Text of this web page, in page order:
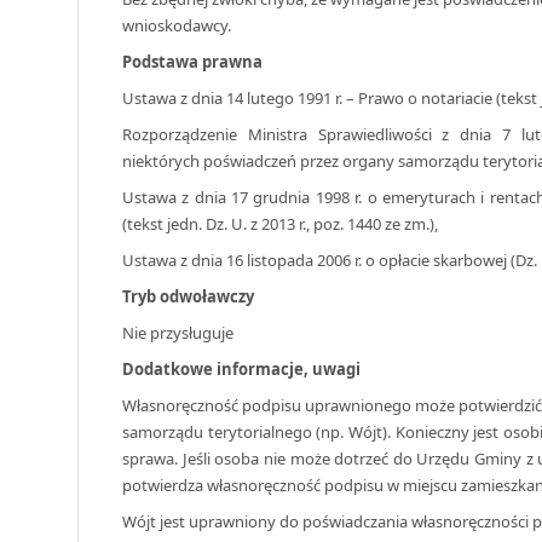
wnioskodawcy.
Podstawa prawna
Ustawa z dnia 14 lutego 1991 r. – Prawo o notariacie (tekst
Rozporządzenie Ministra Sprawiedliwości z dnia 7
niektórych poświadczeń przez organy samorządu
Ustawa z dnia 17 grudnia 1998 r. o emeryturach i
(tekst jedn. Dz. U. z 2013 r., poz. 1440 ze zm.),
Ustawa z dnia 16 listopada 2006 r. o opłacie skarbowej (Dz.
Tryb odwoławczy
Nie przysługuje
Dodatkowe informacje, uwagi
Własnoręczność podpisu uprawnionego może
samorządu terytorialnego (np. Wójt). Konieczny jest
sprawa. Jeśli osoba nie może dotrzeć do Urzędu Gminy
potwierdza własnoręczność podpisu w miejscu
Wójt jest uprawniony do poświadczania własnoręczności